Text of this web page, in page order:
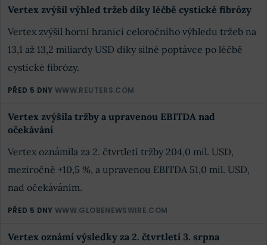
Vertex zvýšil výhled tržeb díky léčbě cystické fibrózy
Vertex zvýšil horní hranici celoročního výhledu tržeb na
13,1 až 13,2 miliardy USD díky silné poptávce po léčbě
cystické fibrózy.
PŘED 5 DNY WWW.REUTERS.COM
Vertex zvýšila tržby a upravenou EBITDA nad
očekávání
Vertex oznámila za 2. čtvrtletí tržby 204,0 mil. USD,
meziročně +10,5 %, a upravenou EBITDA 51,0 mil. USD,
nad očekáváním.
PŘED 5 DNY WWW.GLOBENEWSWIRE.COM
Vertex oznámí výsledky za 2. čtvrtletí 3. srpna